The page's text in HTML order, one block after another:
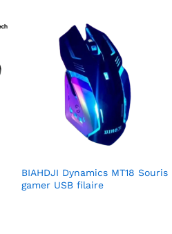
BIAHDJI Dynamics MT18 Souris
gamer USB filaire